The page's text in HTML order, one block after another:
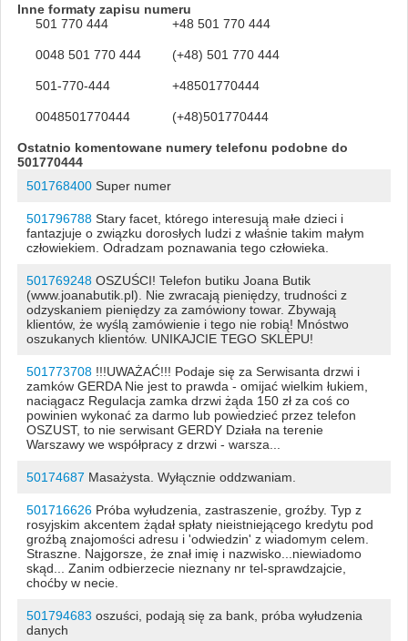
Inne formaty zapisu numeru
501 770 444
+48 501 770 444
0048 501 770 444 (+48) 501 770 444
501-770-444 +48501770444
0048501770444 (+48)501770444
Ostatnio komentowane numery telefonu podobne do
501770444
501768400Super numer
501796788Stary facet, którego interesują małe dzieci i
fantazjuje o związku dorosłych ludzi z właśnie takim małym
człowiekiem. Odradzam poznawania tego człowieka.
501769248OSZUŚCI! Telefon butiku Joana Butik
(www.joanabutik.pl). Nie zwracają pieniędzy, trudności z
odzyskaniem pieniędzy za zamówiony towar. Zbywają
klientów, że wyślą zamówienie i tego nie robią! Mnóstwo
oszukanych klientów. UNIKAJCIE TEGO SKLEPU!
501773708!!!UWAŻAĆ!!! Podaje się za Serwisanta drzwi i
zamków GERDA Nie jest to prawda - omijać wielkim łukiem,
naciągacz Regulacja zamka drzwi żąda 150 zł za coś co
powinien wykonać za darmo lub powiedzieć przez telefon
OSZUST, to nie serwisant GERDY Działa na terenie
Warszawy we współpracy z drzwi - warsza...
50174687 Masażysta. Wyłącznie oddzwaniam.
501716626Próba wyłudzenia, zastraszenie, groźby. Typ z
rosyjskim akcentem żądał spłaty nieistniejącego kredytu pod
groźbą znajomości adresu i 'odwiedzin' z wiadomym celem.
Straszne. Najgorsze, że znał imię i nazwisko...niewiadomo
skąd... Zanim odbierzecie nieznany nr tel-sprawdzajcie,
choćby w necie.
501794683 oszuści, podają się za bank, próba wyłudzenia
danych